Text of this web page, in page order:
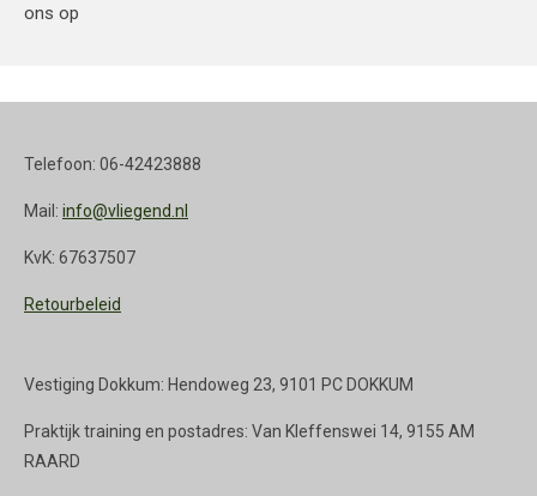
ons op
Telefoon: 06-42423888
Mail: info@vliegend.nl
KvK: 67637507
Retourbeleid
Vestiging Dokkum: Hendoweg 23, 9101 PC DOKKUM
Praktijk training en postadres: Van Kleffenswei 14, 9155 AM
RAARD